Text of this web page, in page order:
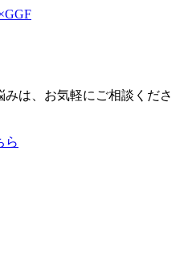
は、お気軽にご相談くださ
ら